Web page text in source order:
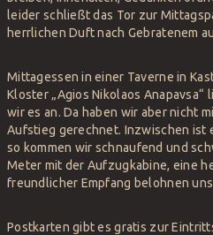
leider schließt das Tor zur
herrlichen Duft nach Gebratenem
Mittagessen in einer Taverne in
Kloster „Agios Nikolaos
wir es an. Da haben wir aber nicht
Aufstieg gerechnet. Inzwischen ist
so kommen wir schnaufend und
Meter mit der Aufzugkabine, eine
freundlicher Empfang belohnen
Postkarten gibt es gratis zur